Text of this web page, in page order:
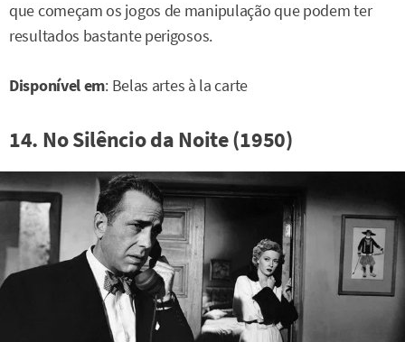
que começam os jogos de manipulação que podem ter
resultados bastante perigosos.
Disponível em: Belas artes à la carte
14. No Silêncio da Noite (1950)